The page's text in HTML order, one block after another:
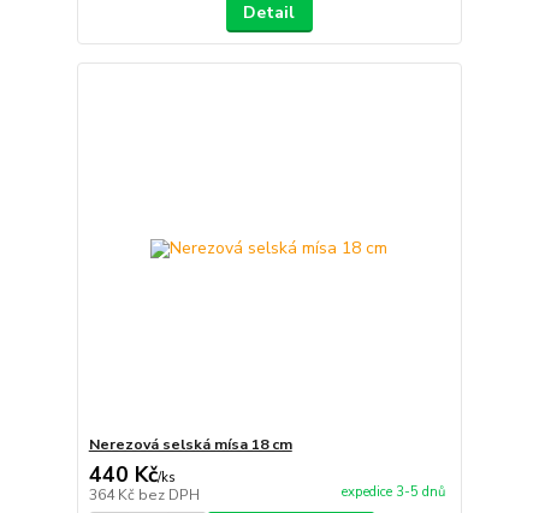
Detail
Nerezová selská mísa 18 cm
440 Kč/ks
364 Kč bez DPH expedice 3-5 dnů